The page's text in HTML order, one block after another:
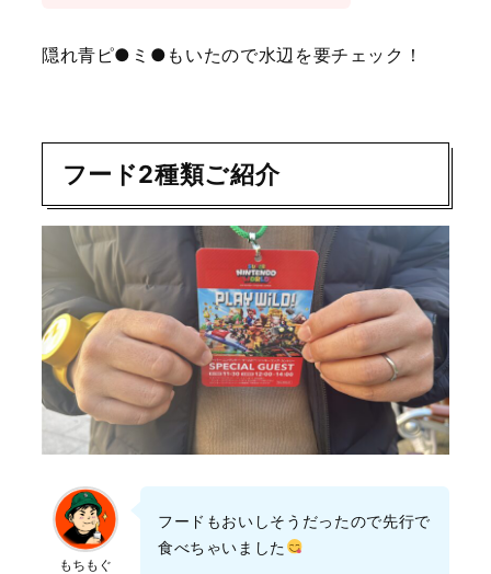
隠れ青ピ●ミ●もいたので水辺を要チェック！
フード2種類ご紹介
もちもぐ
フードもおいしそうだったので先行で
食べちゃいました